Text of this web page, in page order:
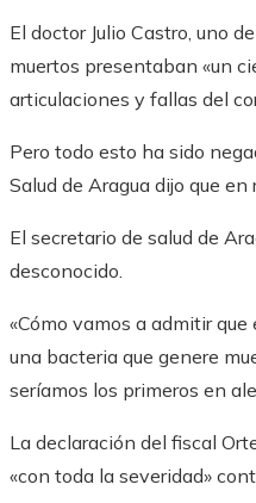
El doctor Julio Castro, uno
muertos presentaban «un
articulaciones y fallas del
Pero todo esto ha sido
Salud de Aragua dijo que
El secretario de salud de
desconocido.
«Cómo vamos a admitir
una bacteria que genere
seríamos los primeros en
La declaración del fiscal
«con toda la severidad»